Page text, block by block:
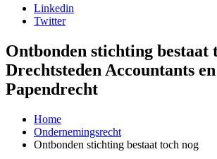
Linkedin
Twitter
Ontbonden stichting bestaat
Drechtsteden Accountants
Papendrecht
Home
Ondernemingsrecht
Ontbonden stichting bestaat toch nog